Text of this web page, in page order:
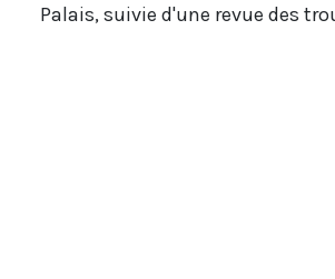
Palais, suivie d'une revue des